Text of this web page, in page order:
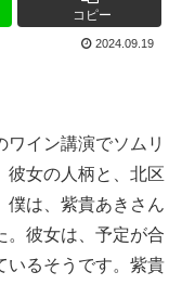
コピー
2024.09.19
イン講演でソムリ
彼女の人柄と、北区
僕は、紫貴あきさん
。彼女は、予定が合
いるそうです。紫貴